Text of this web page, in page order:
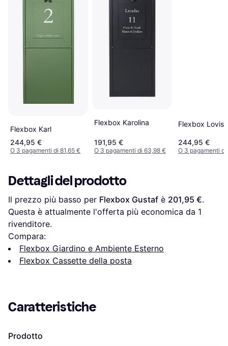
Flexbox Karl
244,95 €
O 3 pagamenti di 81,65 €
Flexbox Karolina
191,95 €
O 3 pagamenti di 63,98 €
Flexbox Lovisa
244,95 €
O 3 pagamenti di
Dettagli del prodotto
Il prezzo più basso per Flexbox Gustaf è 201,95 €.
Questa è attualmente l'offerta più economica da 1
rivenditore.
Compara:
Flexbox Giardino e Ambiente Esterno
Flexbox Cassette della posta
Caratteristiche
Prodotto